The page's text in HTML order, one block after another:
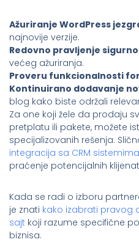
Ažuriranje WordPress
najnovije verzije.
Redovno pravljenje
većeg ažuriranja.
Proveru funkcionalnosti
Kontinuirano dodavanje
blog kako biste održali
Za one koji žele da prodaju
pretplatu ili pakete, možete
specijalizovanih rešenja.
integracija sa CRM sistemima
praćenje potencijalnih
Kada se radi o izboru
je znati kako izabrati pravog
sajt koji razume specifične
biznisa.